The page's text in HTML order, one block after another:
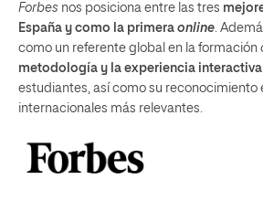
Forbes nos posiciona entre las tres
España y como la primera online .
como un referente global en la formación
metodología y la experiencia interactiva
estudiantes, así como su reconocimiento
internacionales más relevantes.